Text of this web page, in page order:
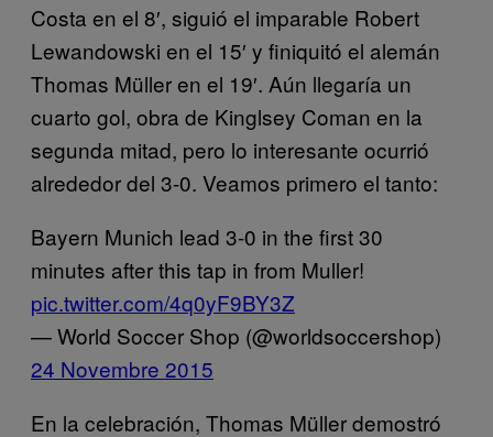
Costa en el 8′, siguió el imparable Robert
Lewandowski en el 15′ y finiquitó el alemán
Thomas Müller en el 19′. Aún llegaría un
cuarto gol, obra de Kinglsey Coman en la
segunda mitad, pero lo interesante ocurrió
alrededor del 3-0. Veamos primero el tanto:
Bayern Munich lead 3-0 in the first 30
minutes after this tap in from Muller!
pic.twitter.com/4q0yF9BY3Z
— World Soccer Shop (@worldsoccershop)
24 Novembre 2015
En la celebración, Thomas Müller demostró